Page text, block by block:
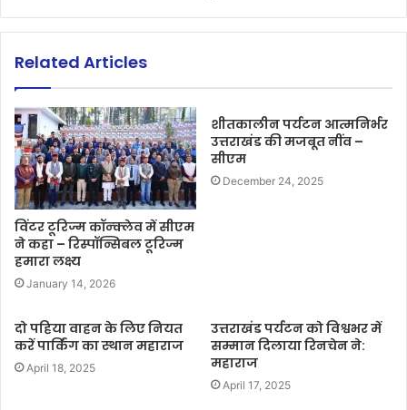
Related Articles
विंटर टूरिज्म कॉन्क्लेव में सीएम
ने कहा – रिस्पॉन्सिबल टूरिज्म
हमारा लक्ष्य
January 14, 2026
शीतकालीन पर्यटन आत्मनिर्भर
उत्तराखंड की मजबूत नींव –
सीएम
December 24, 2025
दो पहिया वाहन के लिए नियत
करें पार्किंग का स्थान महाराज
April 18, 2025
उत्तराखंड पर्यटन को विश्वभर में
सम्मान दिलाया रिनचेन ने:
महाराज
April 17, 2025